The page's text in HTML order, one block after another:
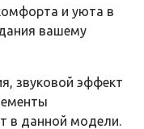
и уюта в
вашему
звуковой эффект
в данной модели.